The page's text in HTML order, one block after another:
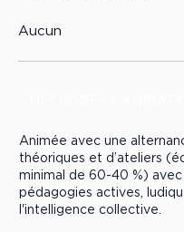
Aucun
Animée avec une
théoriques et d’ateliers
minimal de 60-40 %) avec
pédagogies actives,
l'intelligence collective.